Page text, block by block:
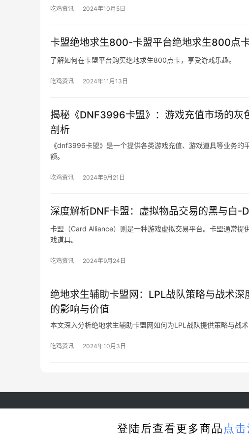
吃鸡资讯 2024年10月5日
卡盟绝地求生800-卡盟平台绝地求生800点
了解如何在卡盟平台购买绝地求生800点卡，享受游戏乐趣。
吃鸡资讯 2024年11月13日
揭秘《DNF3996卡盟》：游戏充值市场的
剖析
《dnf3996卡盟》是一个提供各类游戏充值、游戏道具等业务
额。
吃鸡资讯 2024年9月21日
深度解析DNF卡盟：虚拟物品交易的黑与白-
卡盟（Card Alliance）则是一种游戏虚拟交易平台。卡盟通常
戏道具。
吃鸡资讯 2024年9月24日
绝地求生辅助卡盟网：LPL战队策略与战术
的影响与价值
本文深入分析绝地求生辅助卡盟网如何为LPL战队提供策略与战
吃鸡资讯 2024年10月3日
Copyright
登陆后查看更多商品 点